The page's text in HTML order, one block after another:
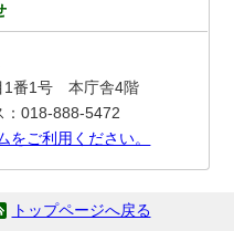
1番1号 本庁舎4階
018-888-5472
をご利用ください。
トップページへ戻る